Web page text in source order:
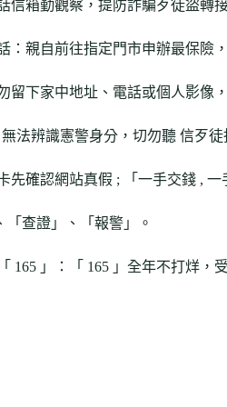
信箱勤觀察，提防詐騙歹徒盜轉
：親自前往指定門市申辦最保險
留下家中地址、電話或個人影像
法辨識憲警身分，切勿聽 信歹
先確認網站真假 ; 「一手交錢 , 一
查證」、「報警」。
165 」：「 165 」全年不打烊，